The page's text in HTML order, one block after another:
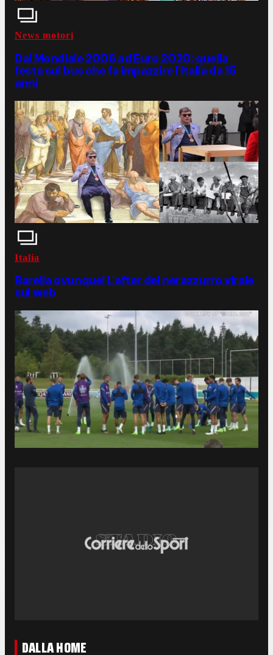
News motori
Dal Mondiale 2006 ad Euro 2020: quella
festa sul bus che fa impazzire l'Italia da 15
anni
Italia
Barella ovunque! L'after del nerazzurro virale
sul web
DALLA HOME